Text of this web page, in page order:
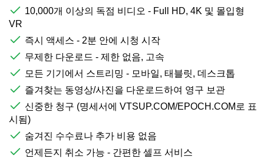
10,000개 이상의 독점 비디오 - Full HD, 4K 및 몰입형
VR
즉시 액세스 - 2분 안에 시청 시작
무제한 다운로드 - 제한 없음, 고속
모든 기기에서 스트리밍 - 모바일, 태블릿, 데스크톱
즐겨찾는 동영상/사진을 다운로드하여 영구 보관
신중한 청구 (명세서에 VTSUP.COM/EPOCH.COM로 표
시됨)
숨겨진 수수료나 추가 비용 없음
언제든지 취소 가능 - 간편한 셀프 서비스